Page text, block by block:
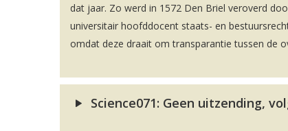
dat jaar. Zo werd in 1572 Den Briel veroverd
universitair hoofddocent staats- en
omdat deze draait om transparantie tussen de
Science071: Geen uitzending,